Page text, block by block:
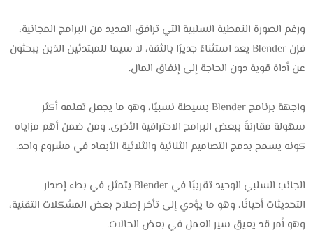
ورغم الصورة النمطية السلبية التي ترافق العديد من البرامج المجانية،
فإن Blender يعد استثناءً جديرًا بالثقة، لا سيما للمبتدئين الذين يبحثون
عن أداة قوية دون الحاجة إلى إنفاق المال.
واجهة برنامج Blender بسيطة نسبيًا، وهو ما يجعل تعلمه أكثر
سهولة مقارنةً ببعض البرامج الاحترافية الأخرى. ومن ضمن أهم مزاياه
كونه يسمح بدمج التصاميم الثنائية والثلاثية الأبعاد في مشروع واحد.
الجانب السلبي الوحيد تقريبًا في Blender يتمثل في بطء إصدار
التحديثات أحيانًا، وهو ما يؤدي إلى تأخر إصلاح بعض المشكلات التقنية،
وهو أمر قد يعيق سير العمل في بعض الحالات.